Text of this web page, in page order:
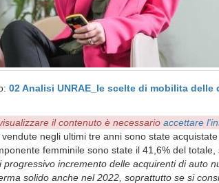
02 Analisi UNRAE_le scelte di mobilita delle
il contenuto è necessario accettare
negli ultimi tre anni sono state
femminile sono state il 41,6% del
progressivo incremento delle acquirenti di auto
solido anche nel 2022, soprattutto se si